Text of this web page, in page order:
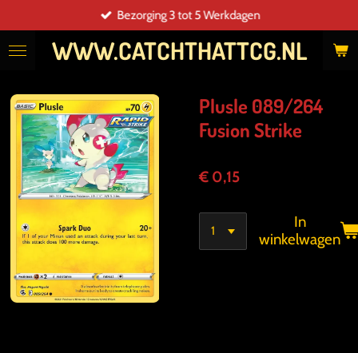
direct
naar
WWW.CATCHTHATTCG.NL
Bezorging 3 tot 5 Werkdagen
Plusle 089/264
Fusion Strike
€ 0,15
In
winkelwagen